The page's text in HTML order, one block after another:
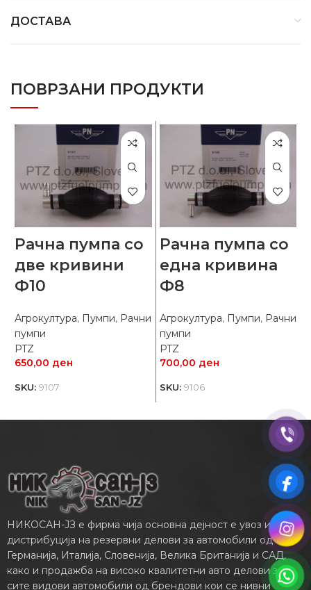
ДОСТАВА
ПОВРЗАНИ ПРОДУКТИ
Рачна пумпа со
две кривини
Ф10
Агрокултура, Пумпи, Рачни
пумпи
PTZ
650,00 ден
SKU: 9107
Рачна пумпа со
една кривина
Ф8
Агрокултура, Пумпи, Рачни
пумпи
PTZ
700,00 ден
SKU: 9106
НИКОСАН-ЈЗ е фирма чија основна дејност е увоз и
дистрибуција на резервни делови за автомобили од
Германија, Италија, Словенија, Велика Британија и САД,
како и продажба на високо квалитетни авто делови за
сите видови автомобили од брендови кои се нивни